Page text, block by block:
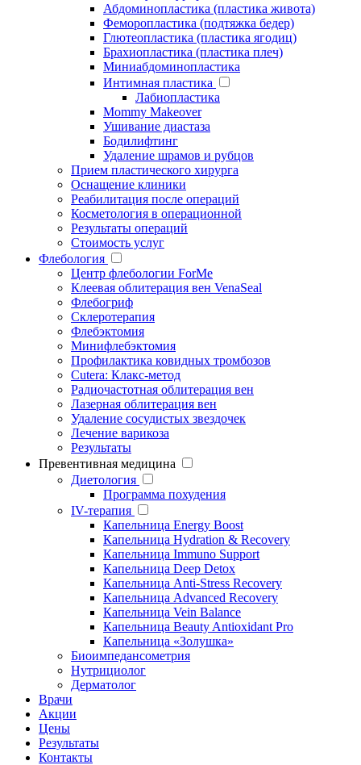
Абдоминопластика (пластика живота)
Феморопластика (подтяжка бедер)
Глютеопластика (пластика ягодиц)
Брахиопластика (пластика плеч)
Миниабдоминопластика
Интимная пластика
Лабиопластика
Mommy Makeover
Ушивание диастаза
Бодилифтинг
Удаление шрамов и рубцов
Прием пластического хирурга
Оснащение клиники
Реабилитация после операций
Косметология в операционной
Результаты операций
Стоимость услуг
Флебология
Центр флебологии ForMe
Клеевая облитерация вен VenaSeal
Флебогриф
Склеротерапия
Флебэктомия
Минифлебэктомия
Профилактика ковидных тромбозов
Cutera: Клакс-метод
Радиочастотная облитерация вен
Лазерная облитерация вен
Удаление сосудистых звездочек
Лечение варикоза
Результаты
Превентивная медицина
Диетология
Программа похудения
IV-терапия
Капельница Energy Boost
Капельница Hydration & Recovery
Капельница Immuno Support
Капельница Deep Detox
Капельница Anti-Stress Recovery
Капельница Advanced Recovery
Капельница Vein Balance
Капельница Beauty Antioxidant Pro
Капельница «Золушка»
Биоимпедансометрия
Нутрициолог
Дерматолог
Врачи
Акции
Цены
Результаты
Контакты